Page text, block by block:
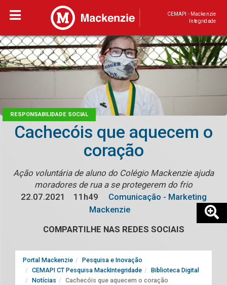
CEMAPI - Mackenzie
Integridade
RESPONSABILIDADE SOCIAL
Cachecóis que aquecem o
coração
Ação voluntária de aluno do Colégio Mackenzie ajuda
moradores de rua a se protegerem do frio
22.07.2021
11h49
Comunicação - Marketing
Mackenzie
COMPARTILHE NAS REDES SOCIAIS
Portal Mackenzie
Pesquisa e Inovação
CEMAPI CT Pesquisa MackIntegridade
Biblioteca Digital
Notícias
Cachecóis que aquecem o coração